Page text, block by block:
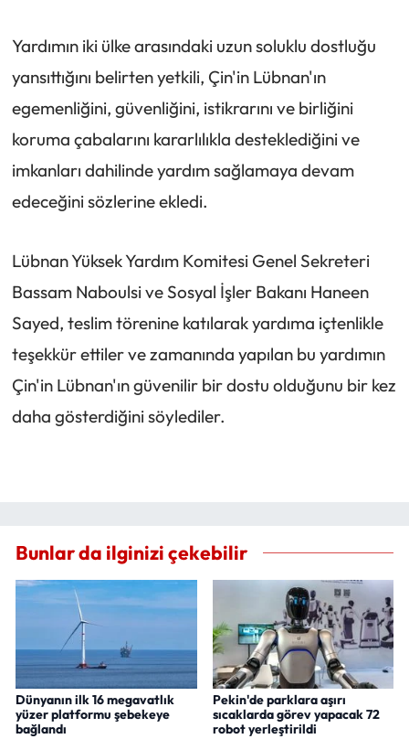
Yardımın iki ülke arasındaki uzun soluklu dostluğu
yansıttığını belirten yetkili, Çin'in Lübnan'ın
egemenliğini, güvenliğini, istikrarını ve birliğini
koruma çabalarını kararlılıkla desteklediğini ve
imkanları dahilinde yardım sağlamaya devam
edeceğini sözlerine ekledi.
Lübnan Yüksek Yardım Komitesi Genel Sekreteri
Bassam Naboulsi ve Sosyal İşler Bakanı Haneen
Sayed, teslim törenine katılarak yardıma içtenlikle
teşekkür ettiler ve zamanında yapılan bu yardımın
Çin'in Lübnan'ın güvenilir bir dostu olduğunu bir kez
daha gösterdiğini söylediler.
Bunlar da ilginizi çekebilir
Dünyanın ilk 16 megavatlık
yüzer platformu şebekeye
bağlandı
Pekin'de parklara aşırı
sıcaklarda görev yapacak 72
robot yerleştirildi